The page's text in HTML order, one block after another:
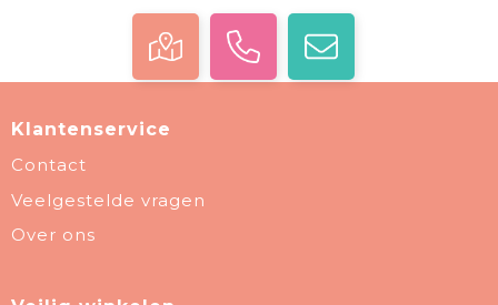
Klantenservice
Contact
Veelgestelde vragen
Over ons